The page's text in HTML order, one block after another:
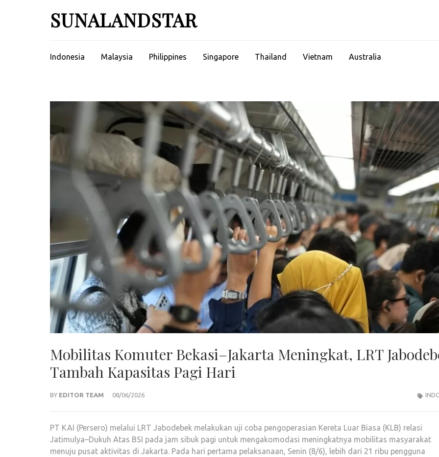
SUNALANDSTAR
Indonesia Malaysia Philippines Singapore Thailand Vietnam Australia
Mobilitas Komuter Bekasi–Jakarta Meningkat, LRT
Tambah Kapasitas Pagi Hari
BY EDITOR TEAM 08/06/2026
PT KAI (Persero) melalui LRT Jabodebek melakukan uji coba pengoperasian Kereta Luar Biasa (KLB) relasi
Jatimulya–Dukuh Atas BSI pada jam sibuk pagi untuk mengakomodasi meningkatnya mobilitas masyarakat
menuju pusat aktivitas di Jakarta. Pada hari pertama pelaksanaan, Senin (8/6), lebih dari 21 ribu pengguna